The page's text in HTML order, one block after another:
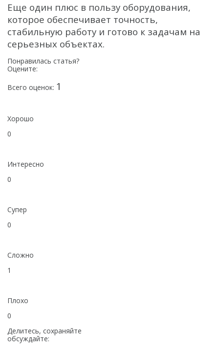
БПВА
ОЛЭ
ADCP
ГБО
Еще один плюс в пользу оборудования,
которое обеспечивает точность,
стабильную работу и готово к задачам на
серьезных объектах.
Понравилась статья?
Оцените:
Всего оценок: 1
Хорошо
0
Интересно
0
Супер
0
Сложно
1
Плохо
0
Делитесь, сохраняйте
обсуждайте: